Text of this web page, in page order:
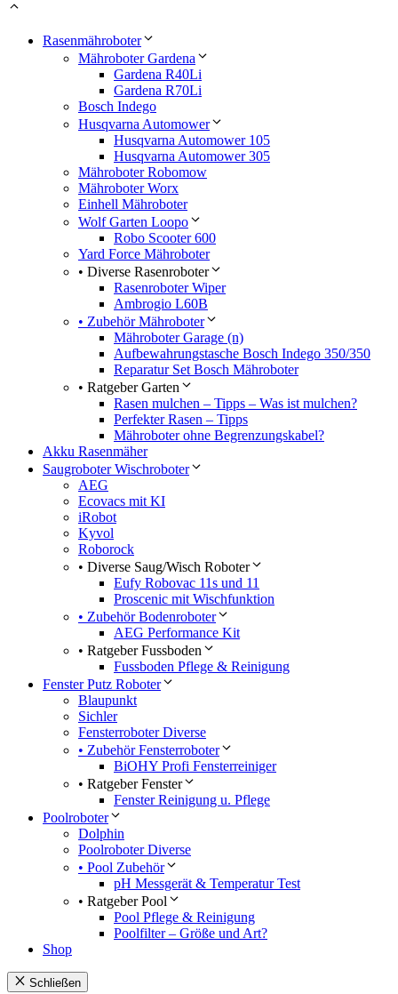
Rasenmähroboter
Mähroboter Gardena
Gardena R40Li
Gardena R70Li
Bosch Indego
Husqvarna Automower
Husqvarna Automower 105
Husqvarna Automower 305
Mähroboter Robomow
Mähroboter Worx
Einhell Mähroboter
Wolf Garten Loopo
Robo Scooter 600
Yard Force Mähroboter
• Diverse Rasenroboter
Rasenroboter Wiper
Ambrogio L60B
• Zubehör Mähroboter
Mähroboter Garage (n)
Aufbewahrungstasche Bosch Indego 350/350
Reparatur Set Bosch Mähroboter
• Ratgeber Garten
Rasen mulchen – Tipps – Was ist mulchen?
Perfekter Rasen – Tipps
Mähroboter ohne Begrenzungskabel?
Akku Rasenmäher
Saugroboter Wischroboter
AEG
Ecovacs mit KI
iRobot
Kyvol
Roborock
• Diverse Saug/Wisch Roboter
Eufy Robovac 11s und 11
Proscenic mit Wischfunktion
• Zubehör Bodenroboter
AEG Performance Kit
• Ratgeber Fussboden
Fussboden Pflege & Reinigung
Fenster Putz Roboter
Blaupunkt
Sichler
Fensterroboter Diverse
• Zubehör Fensterroboter
BiOHY Profi Fensterreiniger
• Ratgeber Fenster
Fenster Reinigung u. Pflege
Poolroboter
Dolphin
Poolroboter Diverse
• Pool Zubehör
pH Messgerät & Temperatur Test
• Ratgeber Pool
Pool Pflege & Reinigung
Poolfilter – Größe und Art?
Shop
Schließen